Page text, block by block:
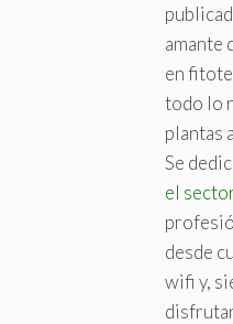
amante
en
todo lo
plantas
Se
el
desde
wifi y,